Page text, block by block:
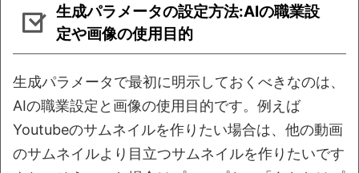
生成パラメータの設定方法:AIの職業設
定や画像の使用目的
生成パラメータで最初に明示しておくべきなのは、
AIの職業設定と画像の使用目的です。例えば
Youtubeのサムネイルを作りたい場合は、他の動画
のサムネイルより目立つサムネイルを作りたいです